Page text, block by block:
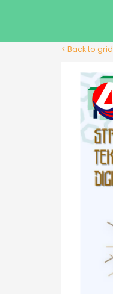
< Back to grid